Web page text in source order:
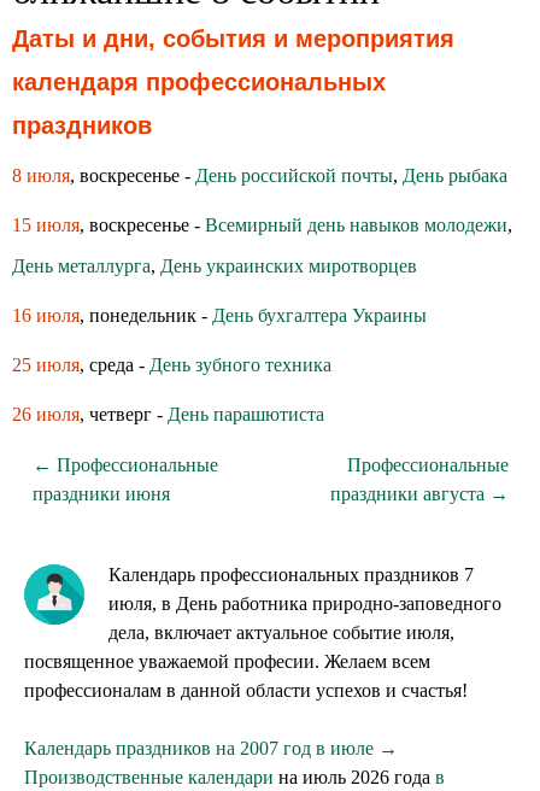
Даты и дни, события и мероприятия
календаря профессиональных
праздников
8 июля, воскресенье - День российской почты, День рыбака
15 июля, воскресенье - Всемирный день навыков молодежи,
День металлурга, День украинских миротворцев
16 июля, понедельник - День бухгалтера Украины
25 июля, среда - День зубного техника
26 июля, четверг - День парашютиста
← Профессиональные
праздники июня
Профессиональные
праздники августа →
Календарь профессиональных праздников 7
июля, в День работника природно-заповедного
дела, включает актуальное событие июля,
посвященное уважаемой професии. Желаем всем
профессионалам в данной области успехов и счастья!
Календарь праздников на 2007 год в июле →
Производственные календари на июль 2026 года в